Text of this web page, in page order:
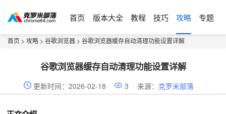
首页 版本大全 教程 技巧 攻略 专题
首页 > 攻略 > 谷歌浏览器 > 谷歌浏览器缓存自动清理功能设置详解
谷歌浏览器缓存自动清理功能设置详解
更新时间：2026-02-18 3 来源： 克罗米部落